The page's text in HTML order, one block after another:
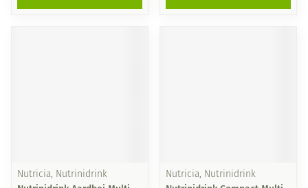
Nutricia, Nutrinidrink Nutricia, Nutrinidrink